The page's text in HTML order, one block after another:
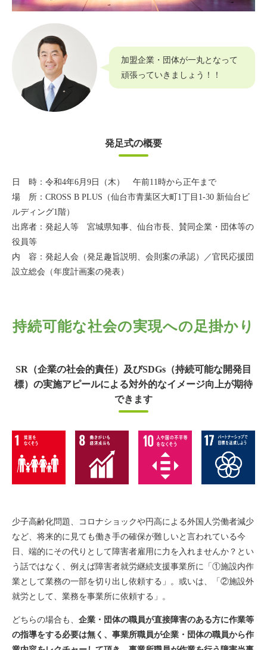
加盟企業・団体が一丸となって
頑張っていきましょう！！
発足式の概要
日 時：令和4年6月9日（木） 午前11時から正午まで
場 所：CROSS B PLUS（仙台市青葉区大町1丁目1-30 新仙台ビ
ルディング1階）
出席者：発起人等 宮城県知事、仙台市長、賛同企業・団体等の
役員等
内 容：発起人会（発足趣旨説明、会則案の承認）／官民応援団
設立総会（年度計画案の発表）
持続可能な社会の実現への足掛かり
SR（企業の社会的責任）及びSDGs（持続可能な開発目
標）の実施アピールによる対外的なイメージ向上が期待
できます
少子高齢化問題、コロナショックや円高による外国人労働者減少
など、将来的に見ても働き手の確保が難しいと言われている今
日、端的にその代りとして障害者雇用に力を入れませんか？とい
う話ではなく、例えば障害者就労継続支援事業所に「①施設内作
業として業務の一部を切り出し依頼する」。或いは、「②施設外
就労として、業務を事業所に依頼する」。
どちらの場合も、 企業・団体の職員が直接障害のある方に作業等
の指導をする必要は無く、事業所職員が企業・団体の職員から作